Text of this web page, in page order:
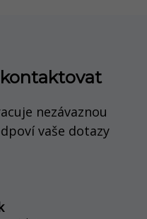
nezávaznou
vaše dotazy